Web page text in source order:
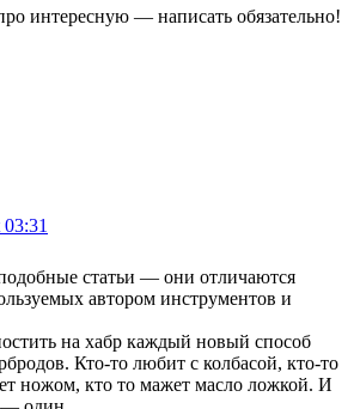
интересную — написать обязательно!
статьи — они отличаются
автором инструментов и
на хабр каждый новый способ
Кто-то любит с колбасой, кто-то
ножом, кто то мажет масло ложкой. И